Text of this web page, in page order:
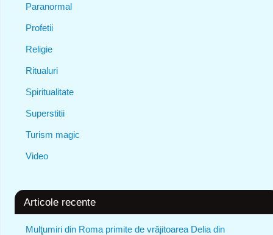
Paranormal
Profetii
Religie
Ritualuri
Spiritualitate
Superstitii
Turism magic
Video
Articole recente
Mulţumiri din Roma primite de vrăjitoarea Delia din